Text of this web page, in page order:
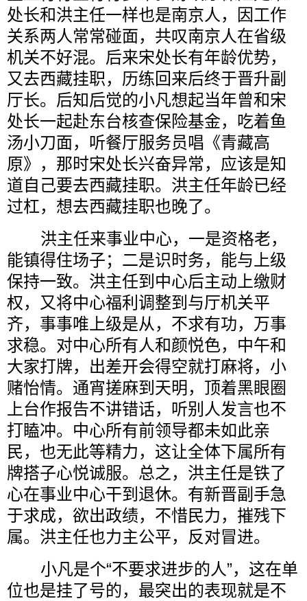
处长和洪主任一样也是南京人，因工作
关系两人常常碰面，共叹南京人在省级
机关不好混。后来宋处长有年龄优势，
又去西藏挂职，历练回来后终于晋升副
厅长。后知后觉的小凡想起当年曾和宋
处长一起赴东台核查保险基金，吃着鱼
汤小刀面，听餐厅服务员唱《青藏高
原》，那时宋处长兴奋异常，应该是知
道自己要去西藏挂职。洪主任年龄已经
过杠，想去西藏挂职也晚了。
洪主任来事业中心，一是资格老，
能镇得住场子；二是识时务，能与上级
保持一致。洪主任到中心后主动上缴财
权，又将中心福利调整到与厅机关平
齐，事事唯上级是从，不求有功，万事
求稳。对中心所有人和颜悦色，中午和
大家打牌，出差开会得空就打麻将，小
赌怡情。通宵搓麻到天明，顶着黑眼圈
上台作报告不讲错话，听别人发言也不
打瞌冲。中心所有前领导都未如此亲
民，也无此等精力，这让全体下属所有
牌搭子心悦诚服。总之，洪主任是铁了
心在事业中心干到退休。有新晋副手急
于求成，欲出政绩，不惜民力，摧残下
属。洪主任也力主公平，反对冒进。
小凡是个“不要求进步的人”，这在单
位也是挂了号的，最突出的表现就是不